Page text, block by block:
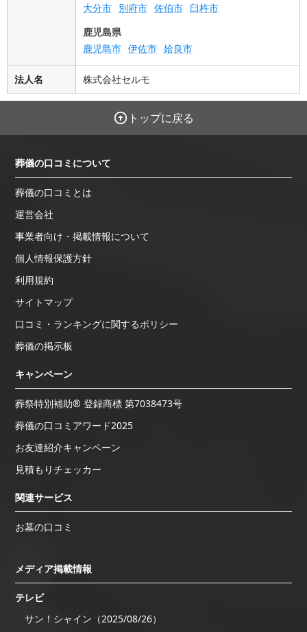
大分市 別府市 佐伯市 臼杵市
鹿児島県
鹿児島市 伊佐市 姶良市
法人名 株式会社セルモ
トップに戻る
葬儀の口コミについて
葬儀の口コミとは
運営会社
事業者向け・掲載情報について
個人情報保護方針
利用規約
サイトマップ
口コミ・ランキングに関するポリシー
葬儀の掲示板
キャンペーン
葬祭特別補助® 登録商標 第7038473号
葬儀の口コミアワード2025
お友達紹介キャンペーン
見積もりチェッカー
関連サービス
お墓の口コミ
メディア掲載情報
テレビ
サン！シャイン（2025/08/26）